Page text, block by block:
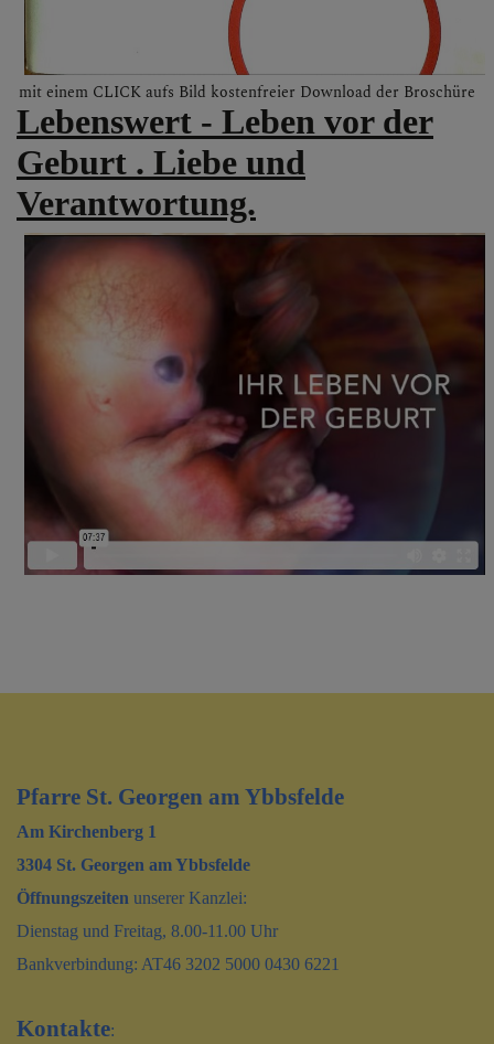
mit einem CLICK aufs Bild kostenfreier Download der Broschüre
Lebenswert - Leben vor der
Geburt . Liebe und
Verantwortung.
Pfarre St. Georgen am Ybbsfelde
Am Kirchenberg 1
3304 St. Georgen am Ybbsfelde
Öffnungszeiten unserer Kanzlei:
Dienstag und Freitag, 8.00-11.00 Uhr
Bankverbindung: AT46 3202 5000 0430 6221
Kontakte: